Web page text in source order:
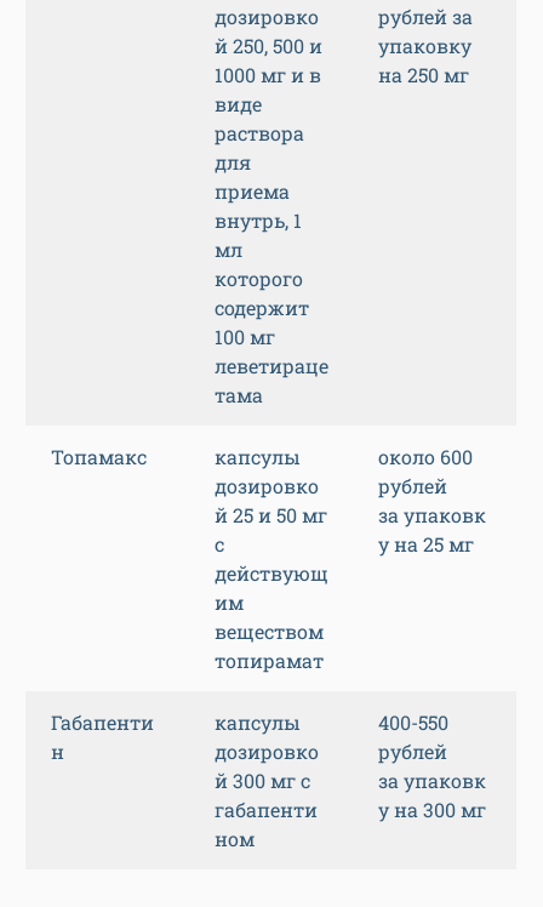
дозировко
й 250, 500 и
1000 мг и в
виде
раствора
для
приема
внутрь, 1
мл
которого
содержит
100 мг
леветираце
тама
рублей за
упаковку
на 250 мг
Топамакс
капсулы
дозировко
й 25 и 50 мг
с
действующ
им
веществом
топирамат
около 600
рублей
за упаковк
у на 25 мг
Габапенти
н
капсулы
дозировко
й 300 мг с
габапенти
ном
400-550
рублей
за упаковк
у на 300 мг